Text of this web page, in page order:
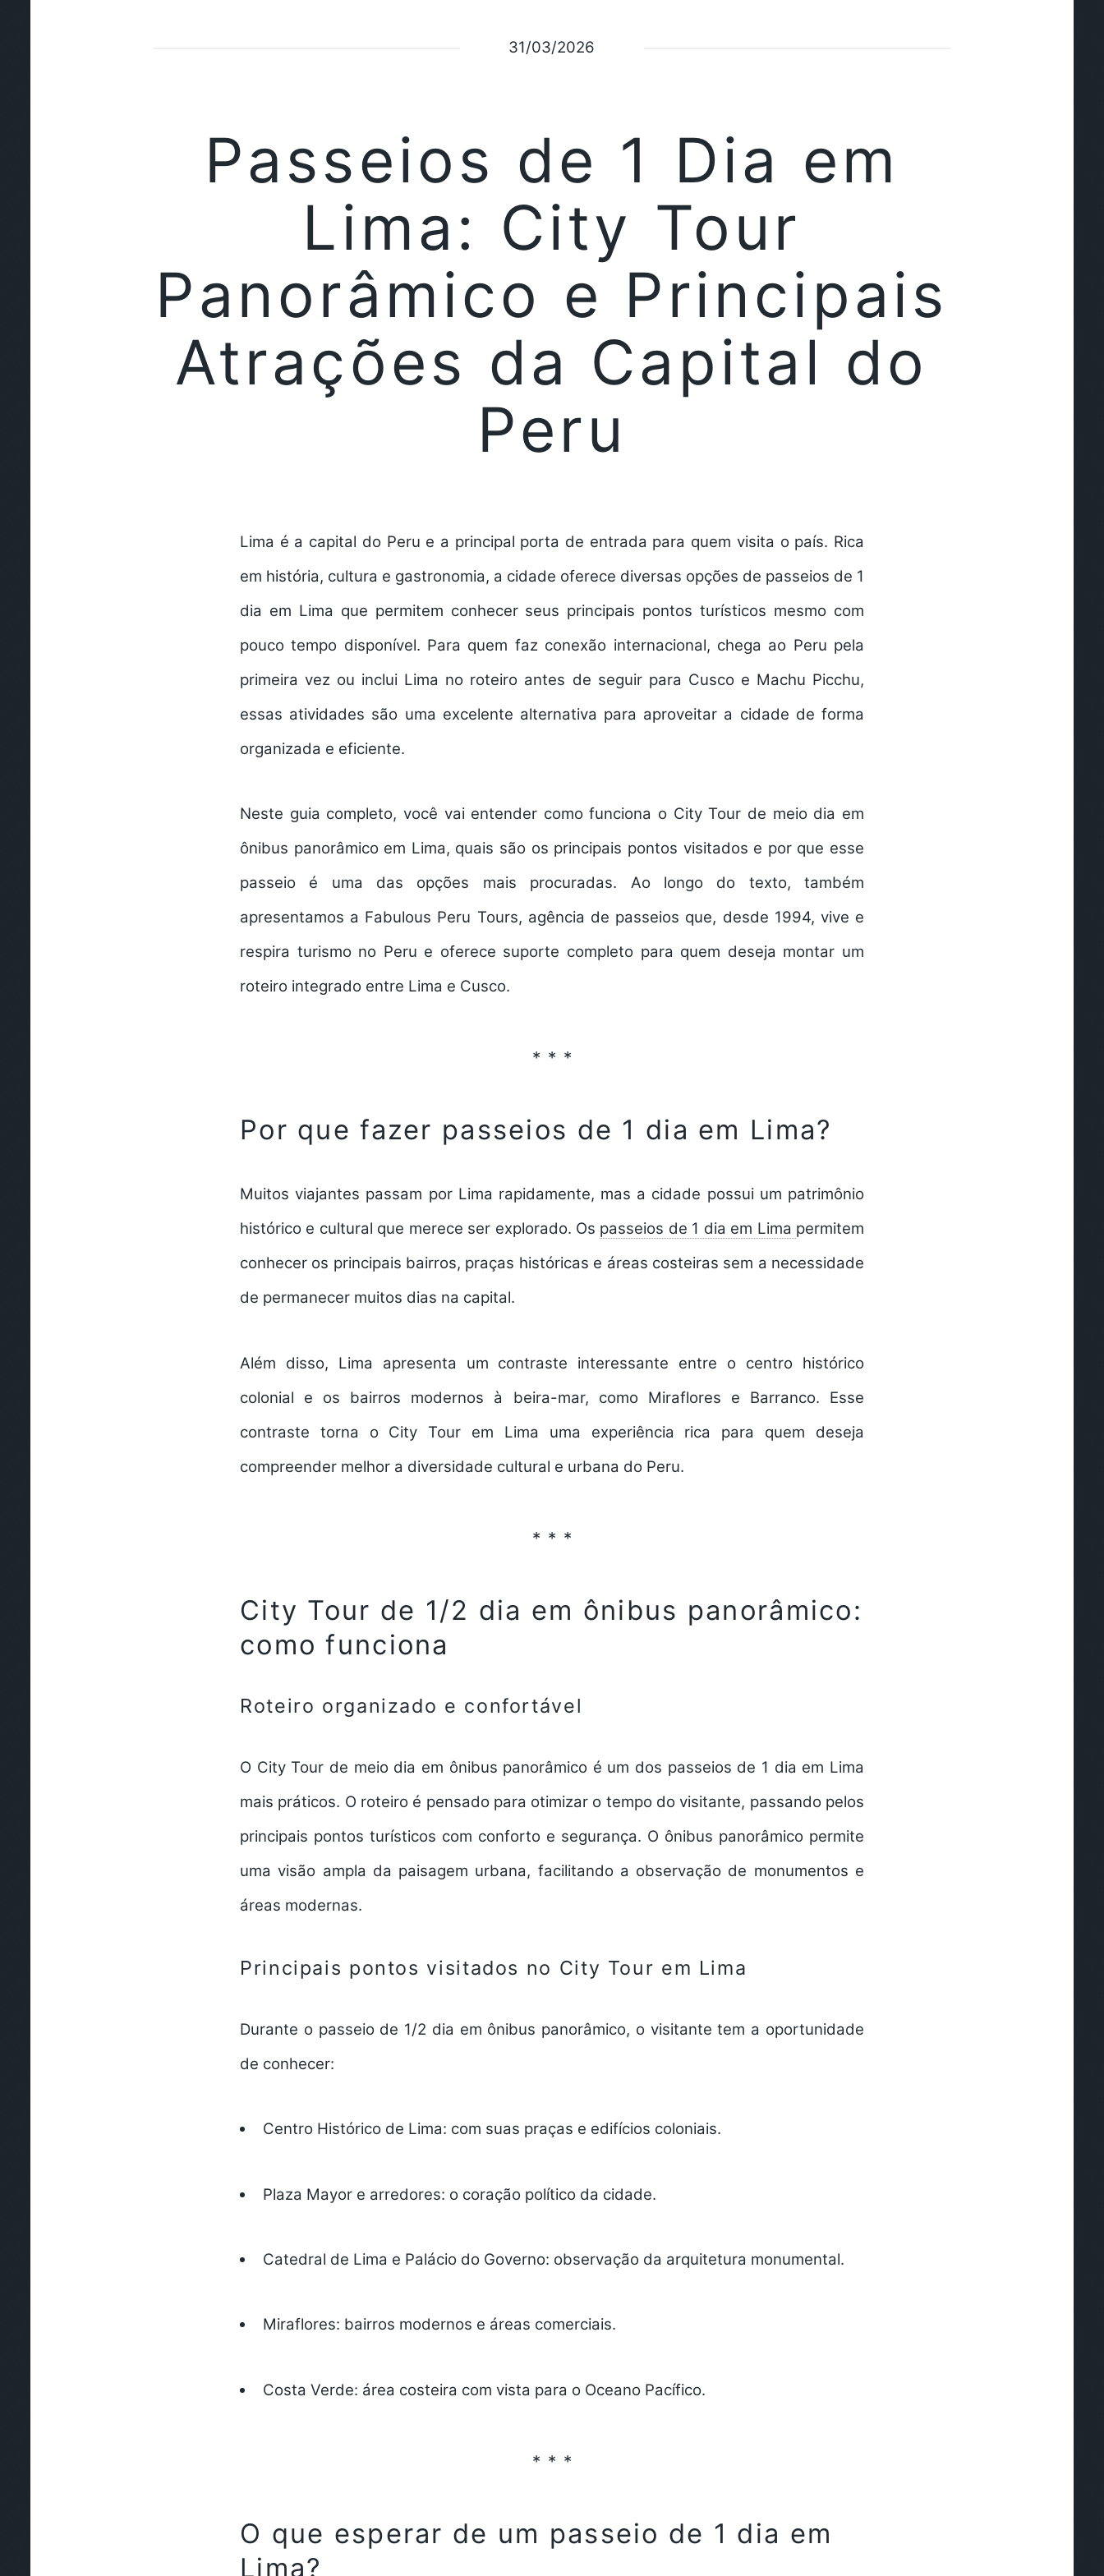
31/03/2026
Passeios de 1 Dia em
Lima: City Tour
Panorâmico e Principais
Atrações da Capital do
Peru
Lima é a capital do Peru e a principal porta de entrada para quem visita o país. Rica
em história, cultura e gastronomia, a cidade oferece diversas opções de passeios de 1
dia em Lima que permitem conhecer seus principais pontos turísticos mesmo com
pouco tempo disponível. Para quem faz conexão internacional, chega ao Peru pela
primeira vez ou inclui Lima no roteiro antes de seguir para Cusco e Machu Picchu,
essas atividades são uma excelente alternativa para aproveitar a cidade de forma
organizada e eficiente.
Neste guia completo, você vai entender como funciona o City Tour de meio dia em
ônibus panorâmico em Lima, quais são os principais pontos visitados e por que esse
passeio é uma das opções mais procuradas. Ao longo do texto, também
apresentamos a Fabulous Peru Tours, agência de passeios que, desde 1994, vive e
respira turismo no Peru e oferece suporte completo para quem deseja montar um
roteiro integrado entre Lima e Cusco.
Por que fazer passeios de 1 dia em Lima?
Muitos viajantes passam por Lima rapidamente, mas a cidade possui um patrimônio
histórico e cultural que merece ser explorado. Os passeios de 1 dia em Lima permitem
conhecer os principais bairros, praças históricas e áreas costeiras sem a necessidade
de permanecer muitos dias na capital.
Além disso, Lima apresenta um contraste interessante entre o centro histórico
colonial e os bairros modernos à beira-mar, como Miraflores e Barranco. Esse
contraste torna o City Tour em Lima uma experiência rica para quem deseja
compreender melhor a diversidade cultural e urbana do Peru.
City Tour de 1/2 dia em ônibus panorâmico:
como funciona
Roteiro organizado e confortável
O City Tour de meio dia em ônibus panorâmico é um dos passeios de 1 dia em Lima
mais práticos. O roteiro é pensado para otimizar o tempo do visitante, passando pelos
principais pontos turísticos com conforto e segurança. O ônibus panorâmico permite
uma visão ampla da paisagem urbana, facilitando a observação de monumentos e
áreas modernas.
Principais pontos visitados no City Tour em Lima
Durante o passeio de 1/2 dia em ônibus panorâmico, o visitante tem a oportunidade
de conhecer:
Centro Histórico de Lima: com suas praças e edifícios coloniais.
Plaza Mayor e arredores: o coração político da cidade.
Catedral de Lima e Palácio do Governo: observação da arquitetura monumental.
Miraflores: bairros modernos e áreas comerciais.
Costa Verde: área costeira com vista para o Oceano Pacífico.
O que esperar de um passeio de 1 dia em
Lima?